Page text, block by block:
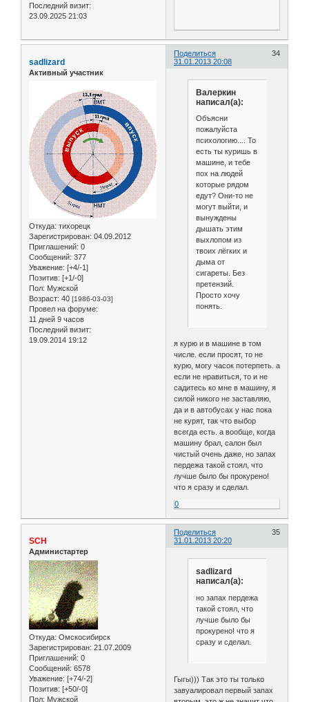
Последний визит:
23.09.2025 21:03
Поделиться
34
31.01.2013 20:08
sadlizard
Активный участник
Откуда: тихорецк
Зарегистрирован: 04.09.2012
Приглашений: 0
Сообщений: 377
Уважение: [+4/-1]
Позитив: [+1/-0]
Пол: Мужской
Возраст: 40 [1986-03-03]
Провел на форуме:
11 дней 9 часов
Последний визит:
19.09.2014 19:12
Валеркин
написал(а):
Объясни
пожалуйста
психологию.... То
есть ты куришь в
машине, и тебе
пох на людей
которые рядом
едут? Они-то не
могут выйти, и
вынуждены
дышать этим
выхлопом из
твоих лёгких и
дыма от
сигареты. Без
претензий.
Просто хочу
понять.
я курю и в машине в том
числе. если просят, то не
курю, могу часок потерпеть. а
если не нравиться, то и не
садитесь ко мне в машину, я
силой никого не заставляю,
да и в автобусах у нас пока
не курят, так что выбор
всегда есть. а вообще, когда
машину брал, салон был
чистый очень даже, но запах
пердежа такой стоял, что
лучше было бы прокурено!
что я сразу и сделал.
0
Поделиться
35
31.01.2013 20:20
SCH
Администартер
Откуда: Омскосибирск
Зарегистрирован: 21.07.2009
Приглашений: 0
Сообщений: 6578
Уважение: [+74/-2]
Позитив: [+50/-0]
Пол: Мужской
sadlizard
написал(а):
но запах пердежа
такой стоял, что
лучше было бы
прокурено! что я
сразу и сделал.
Гыгы))) Так это ты только
завуалировал первый запах